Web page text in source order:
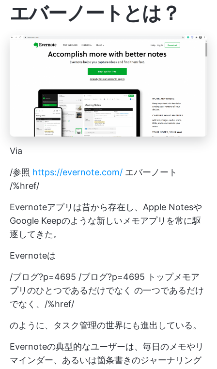
エバーノートとは？
Via
/参照 https://evernote.com/ エバーノート
/%href/
Evernoteアプリは昔から存在し、Apple Notesや
Google Keepのような新しいメモアプリを常に駆
逐してきた。
Evernoteは
/ブログ?p=4695 /ブログ?p=4695 トップメモア
プリのひとつであるだけでなく の一つであるだけ
でなく、/%href/
のように、タスク管理の世界にも進出している。
Evernoteの典型的なユーザーは、毎日のメモやリ
マインダー、あるいは箇条書きのジャーナリング